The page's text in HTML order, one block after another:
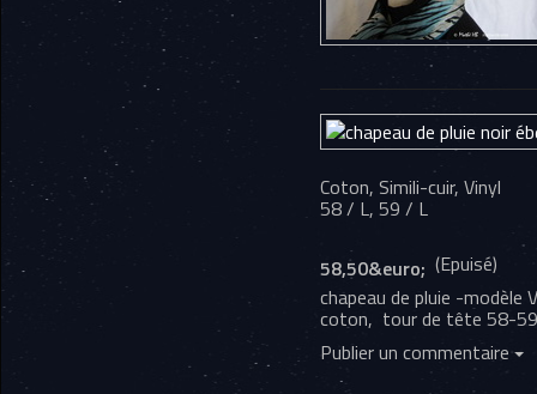
Coton, Simili-cuir, Vinyl
58 / L, 59 / L
58,50&euro; (Epuisé)
chapeau de pluie -modèle
coton, tour de tête 58-
Publier un commentaire